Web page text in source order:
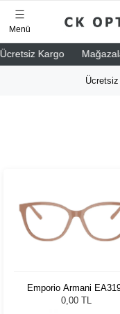
Kargo
Menü
Ücretsiz
Emporio Armani
5146 53
0,00 TL